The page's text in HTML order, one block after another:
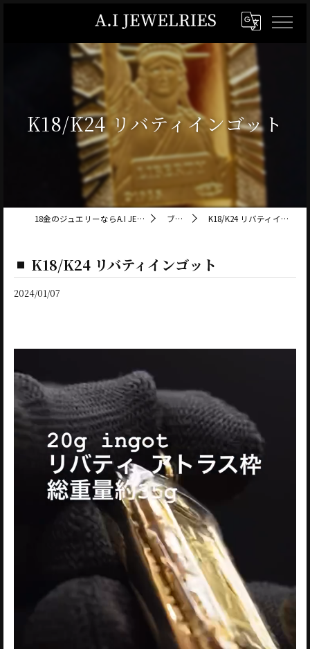
K18/K24 リバティインゴット
18金のジュエリーならA.I JEWELRIES ブログ K18/K24 リバティインゴット
K18/K24 リバティインゴット
2024/01/07